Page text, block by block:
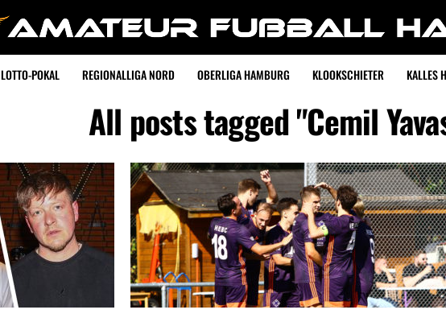
LOTTO-POKAL REGIONALLIGA NORD OBERLIGA HAMBURG KLOOKSCHIETER KALLES
All posts tagged "Cemil